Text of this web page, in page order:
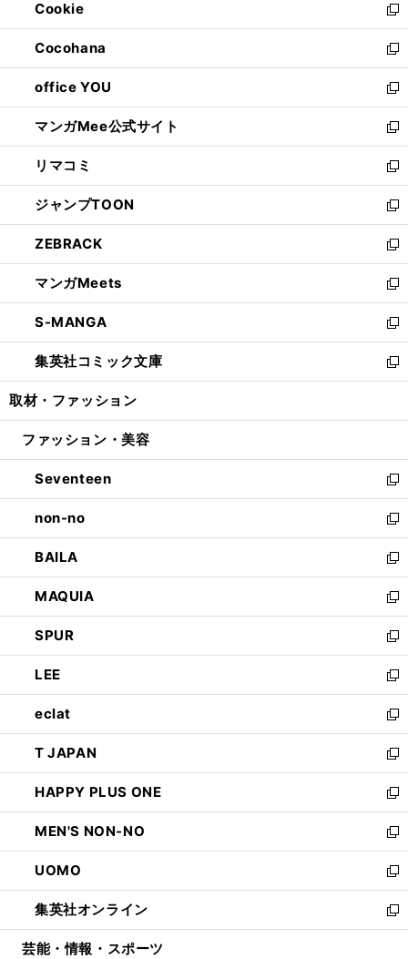
く
で
開
く
ド
ウ
で
開
く
ィ
ン
ド
ウ
で
開
く
Cookie
新
し
い
ウ
ィ
ン
ド
ウ
で
開
く
Cocohana
新
し
い
ウ
ィ
ン
ド
ウ
で
開
く
office YOU
新
し
い
ウ
ィ
ン
ド
ウ
で
開
く
マンガMee公式サイト
新
し
い
ウ
ィ
ン
ド
ウ
で
開
く
リマコミ
新
し
い
ウ
ィ
ン
ド
ウ
で
開
く
ジャンプTOON
新
し
い
ウ
ィ
ン
ド
ウ
で
開
ZEBRACK
新
し
い
ウ
ィ
ン
ド
ウ
開
マンガMeets
新
し
い
ウ
ィ
ン
ウ
開
く
S-MANGA
新
し
い
ウ
ン
ウ
で
開
く
集英社コミック文庫
新
し
ウ
ン
ド
ウ
で
開
く
取材・ファッション
ファッション・美容
Seventeen
新
し
い
ウ
ィ
ン
ド
ウ
で
開
く
non-no
新
し
い
ウ
ィ
ン
ド
ウ
で
開
く
BAILA
新
し
い
ウ
ィ
ン
ド
ウ
で
開
く
MAQUIA
新
し
い
ウ
ィ
ン
ド
ウ
で
開
く
SPUR
新
し
い
ウ
ィ
ン
ド
ウ
で
開
く
LEE
新
し
い
ウ
ィ
ン
ド
ウ
で
開
く
eclat
新
し
い
ウ
ィ
ン
ド
ウ
で
開
く
T JAPAN
新
し
い
ウ
ィ
ン
ド
ウ
で
開
HAPPY PLUS ONE
新
し
い
ウ
ィ
ン
ド
ウ
MEN'S NON-NO
新
し
い
ウ
ィ
ン
UOMO
新
し
い
ウ
集英社オンライン
新
し
芸能・情報・スポーツ